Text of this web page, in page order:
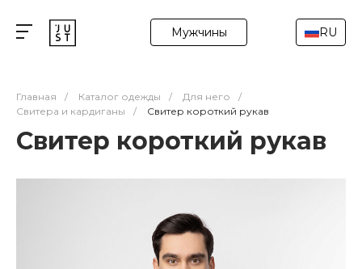
Мужчины RU
Главная / Каталог одежды / Для него
/
Свитера и кардиганы
/ Свитер короткий рукав
Свитер короткий рукав